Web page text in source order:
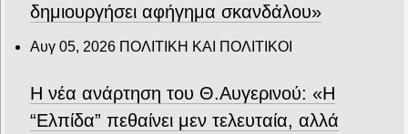
δημιουργήσει αφήγημα σκανδάλου»
Αυγ 05, 2026 ΠΟΛΙΤΙΚΗ ΚΑΙ ΠΟΛΙΤΙΚΟΙ
Η νέα ανάρτηση του Θ.Αυγερινού: «Η
“Ελπίδα” πεθαίνει μεν τελευταία, αλλά